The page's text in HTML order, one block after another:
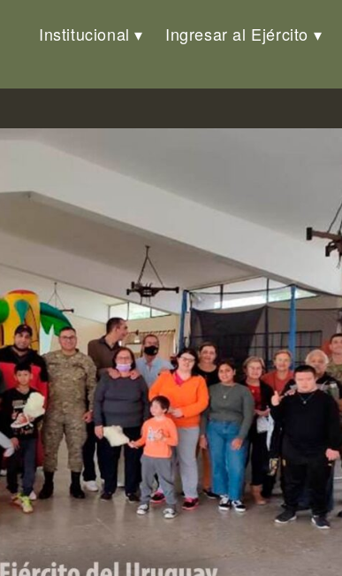
Institucional Ingresar al Ejército